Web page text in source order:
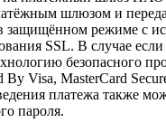
шлюзом и
защищённом режиме с
SSL. В случае
безопасного
By Visa, MasterCard
платежа также
пароля.